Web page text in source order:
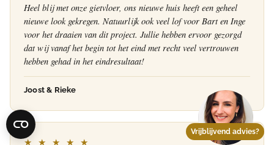
Heel blij met onze gietvloer, ons nieuwe huis heeft een geheel
nieuwe look gekregen. Natuurlijk ook veel lof voor Bart en Inge
voor het draaien van dit project. Jullie hebben ervoor gezorgd
dat wij vanaf het begin tot het eind met recht veel vertrouwen
hebben gehad in het eindresultaat!
Joost & Rieke
★ ★ ★ ★ ★
Vrijblijvend advies?